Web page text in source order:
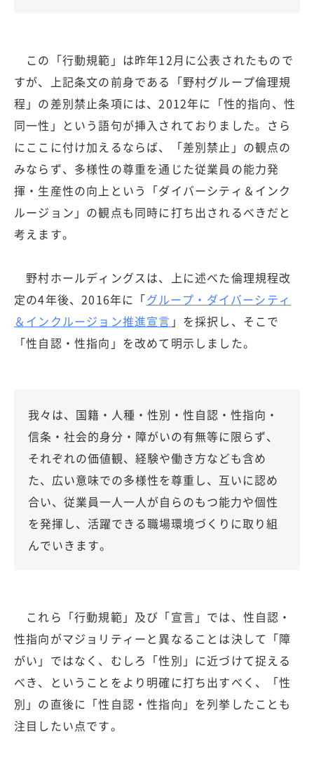
この「行動規範」は昨年12月に公表されたもので
すが、上記条文の前身である「野村グループ倫理規
程」の差別禁止条項には、2012年に「性的指向、性
同一性」という語句が挿入されておりました。さら
にここに付け加えるならば、「差別禁止」の観点の
みならず、多様性の尊重を通じた従業員の能力発
揮・生産性の向上という「ダイバーシティ＆インク
ルージョン」の観点も同時に打ち出されるべきだと
考えます。
野村ホールディングスは、上に述べた倫理規程改
定の4年後、2016年に「グループ・ダイバーシティ
＆インクルージョン推進宣言 」を採択し、そこで
「性自認・性指向」を改めて明示しました。
我々は、国籍・人種・性別・性自認・性指向・
信条・社会的身分・障がいの有無等に限らず、
それぞれの価値観、経験や働き方なども含め
た、広い意味での多様性を尊重し、互いに認め
合い、従業員一人一人が自らのもつ能力や個性
を発揮し、活躍できる職場環境づくりに取り組
んでいきます。
これら「行動規範」及び「宣言」では、性自認・
性指向がマジョリティーと異なることは決して「障
がい」ではなく、むしろ「性別」に近づけて捉える
べき、ということをより明確に打ち出すべく、「性
別」の直後に「性自認・性指向」を列挙したことも
注目したい点です。